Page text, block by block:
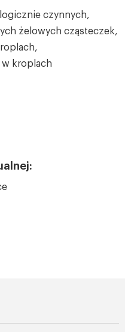
czynnych,
żelowych cząsteczek,
kroplach
X (Twitter)
w serwisie YouTube